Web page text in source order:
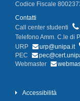
Codice Fiscale
Contatti
Call center studenti
Telefono Amm. C.le di
URP
urp@unipa.it
PEC
Webmaster
Accessibilità